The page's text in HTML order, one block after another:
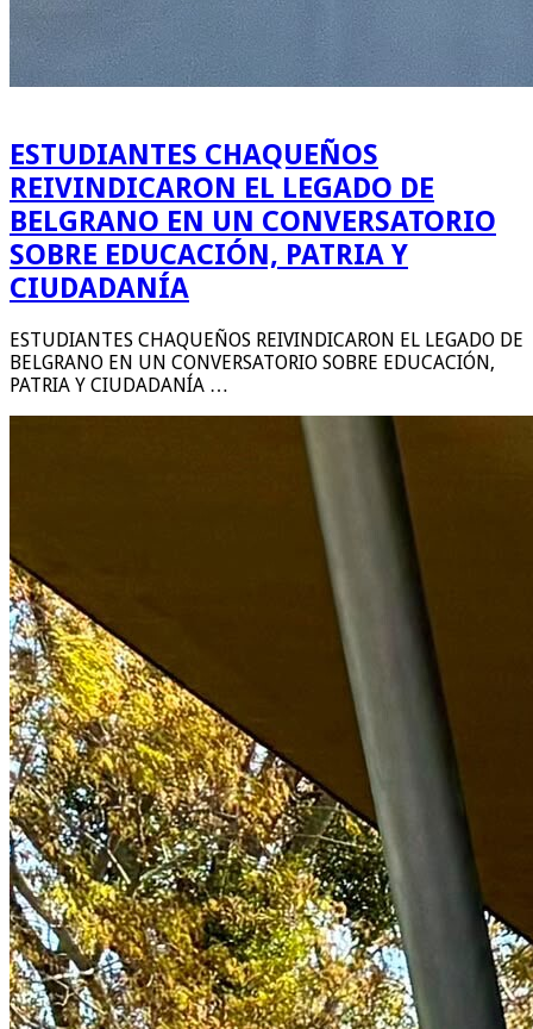
ESTUDIANTES CHAQUEÑOS
REIVINDICARON EL LEGADO DE
BELGRANO EN UN CONVERSATORIO
SOBRE EDUCACIÓN, PATRIA Y
CIUDADANÍA
ESTUDIANTES CHAQUEÑOS REIVINDICARON EL LEGADO DE
BELGRANO EN UN CONVERSATORIO SOBRE EDUCACIÓN,
PATRIA Y CIUDADANÍA …